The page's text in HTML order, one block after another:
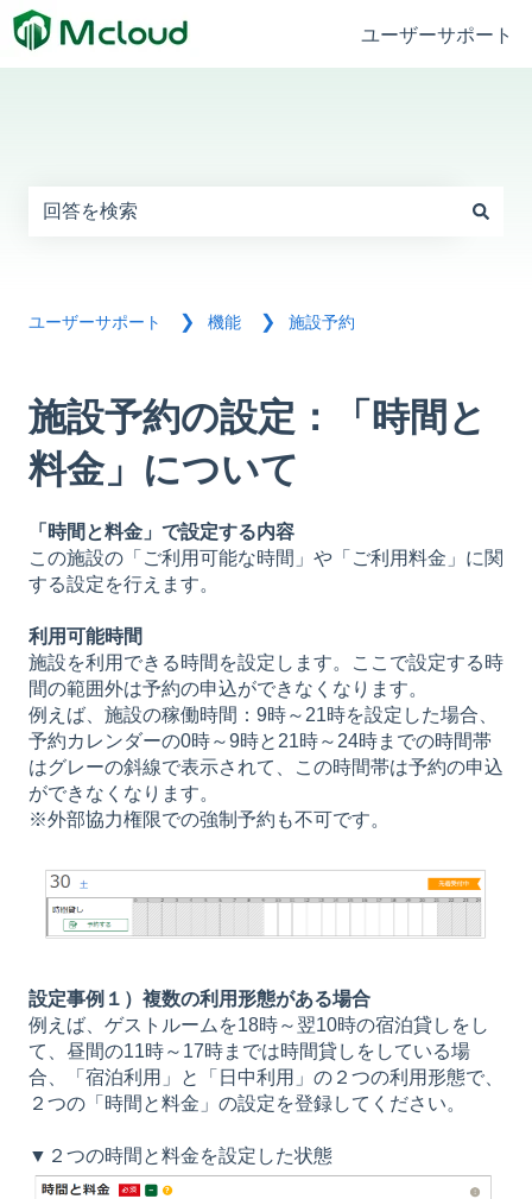
ユーザーサポート
これは、自動候補機能付きの検索フィ
ユーザーサポート 機能 施設予約
施設予約の設定：「時間と
料金」について
「時間と料金」で設定する内容
この施設の「ご利用可能な時間」や「ご利用料金」に関
する設定を行えます。
利用可能時間
施設を利用できる時間を設定します。ここで設定する時
間の範囲外は予約の申込ができなくなります。
例えば、施設の稼働時間：9時～21時を設定した場合、
予約カレンダーの0時～9時と21時～24時までの時間帯
はグレーの斜線で表示されて、この時間帯は予約の申込
ができなくなります。
※外部協力権限での強制予約も不可です。
設定事例１）複数の利用形態がある場合
例えば、ゲストルームを18時～翌10時の宿泊貸しをし
て、昼間の11時～17時までは時間貸しをしている場
合、「宿泊利用」と「日中利用」の２つの利用形態で、
２つの「時間と料金」の設定を登録してください。
▼２つの時間と料金を設定した状態